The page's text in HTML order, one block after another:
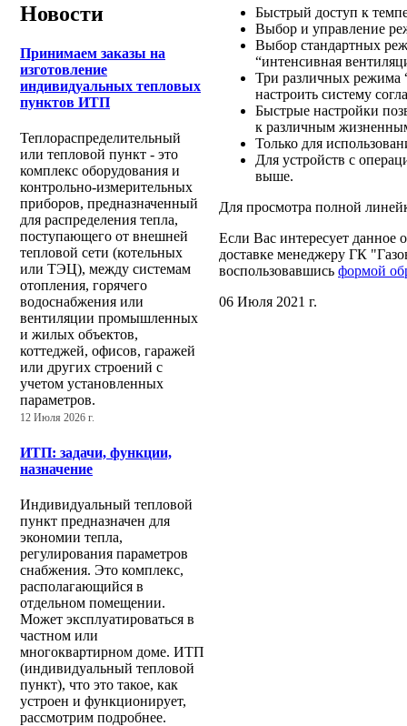
Новости
Принимаем заказы на
изготовление
индивидуальных тепловых
пунктов ИТП
Теплораспределительный
или тепловой пункт - это
комплекс оборудования и
контрольно-измерительных
приборов, предназначенный
для распределения тепла,
поступающего от внешней
тепловой сети (котельных
или ТЭЦ), между системам
отопления, горячего
водоснабжения или
вентиляции промышленных
и жилых объектов,
коттеджей, офисов, гаражей
или других строений с
учетом установленных
параметров.
12 Июля 2026 г.
ИТП: задачи, функции,
назначение
Индивидуальный тепловой
пункт предназначен для
экономии тепла,
регулирования параметров
снабжения. Это комплекс,
располагающийся в
отдельном помещении.
Может эксплуатироваться в
частном или
многоквартирном доме. ИТП
(индивидуальный тепловой
пункт), что это такое, как
устроен и функционирует,
рассмотрим подробнее.
Быстрый доступ к
Выбор и управление
Выбор стандартных
“интенсивная
Три различных режима
настроить систему
Быстрые настройки
к различным
Только для
Для устройств с
выше.
Для просмотра полной
Если Вас интересует данное
доставке менеджеру ГК
воспользовавшись формой
06 Июля 2021 г.